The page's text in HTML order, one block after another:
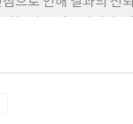
와 평판재하시험